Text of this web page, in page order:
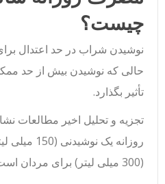
چیست؟
نوشیدن شراب در حد اعتدال
حالی که نوشیدن بیش از حد
تأثیر بگذارد.
تجزیه و تحلیل اخیر مطالعات
روزانه یک